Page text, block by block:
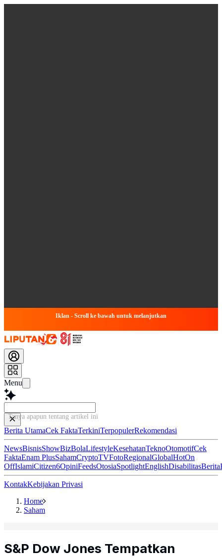
Iklan - Scroll ke bawah untuk melanjutkan
Menu
Tanya apapun tentang artikel
Berita UtamaCek FaktaTerkiniTerpopulerRekomendasi
NewsBisnisShowBizBolaLifestyleKesehatanTeknoOtomotifCek
FaktaEnam PlusSahamCryptoTVFotoRegionalGlobalHotOn
OffIslamiCitizen6OpiniFeedsOtosiaSpotlightEnglishDisabilitasBerita
KontakKebijakan Privasi
Home
Saham
S&P Dow Jones Tempatkan